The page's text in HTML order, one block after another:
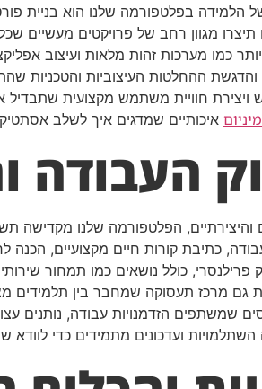
בפלטפורמה שלנו הוא בניית
מגוון רחב של פרויקטים מעשיים
כמו מערכות זהות מלאות ועיצוב
ההחלטות העיצוביות והטכניות
ויצירת חוויית משתמש מקצועית
איכותיים שמדגים איך לשלב
העבודה
והיצירתיים, הפלטפורמה שלנו מקדישה
כתיבת קורות חיים מקצועיים,
פרילנסרי, כולל נושאים כמו תמחור
גם מרכז תעסוקה שמחבר בין תלמידים
שמשתפים הזדמנויות עבודה, נותנים
ועדכונים מתמידים כדי